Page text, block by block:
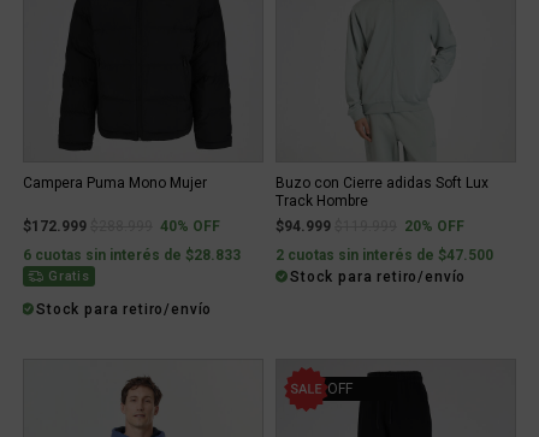
Campera Puma Mono Mujer
$172.999 Price reduced from
to40% OFF
6 cuotas sin interés de $28.833
Gratis
Stock para retiro/envío
Buzo con Cierre adidas Soft Lux
Track Hombre
$94.999
Price reduced from
to20% OFF
2 cuotas sin interés de $47.500
Stock para retiro/envío
10% OFF